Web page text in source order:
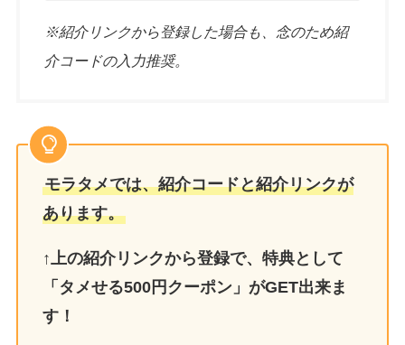
※紹介リンクから登録した場合も、念のため紹
介コードの入力推奨。
モラタメでは、紹介コードと紹介リンクが
あります。
↑上の紹介リンクから登録で、特典として
「 タメせる500円クーポン」がGET出来ま
す！